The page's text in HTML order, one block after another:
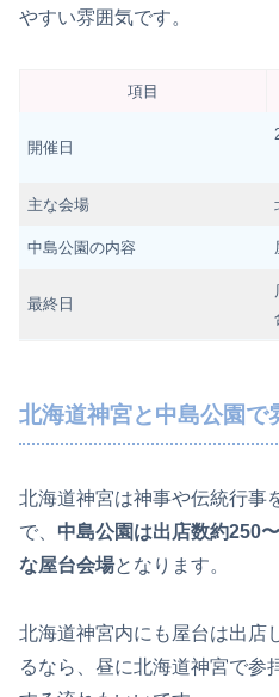
やすい雰囲気です。
項目
開催日
主な会場
中島公園の内容
最終日
北海道神宮と中島公園で
北海道神宮は神事や伝統行事
で、 中島公園は出店数約250
な屋台会場となります。
北海道神宮内にも屋台は出店
るなら、昼に北海道神宮で参